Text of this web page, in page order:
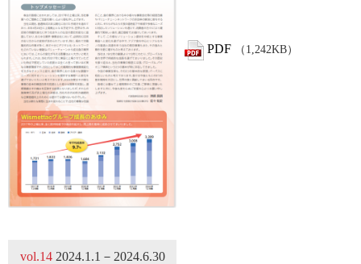
PDF （1,242KB）
vol.14 2024.1.1－2024.6.30